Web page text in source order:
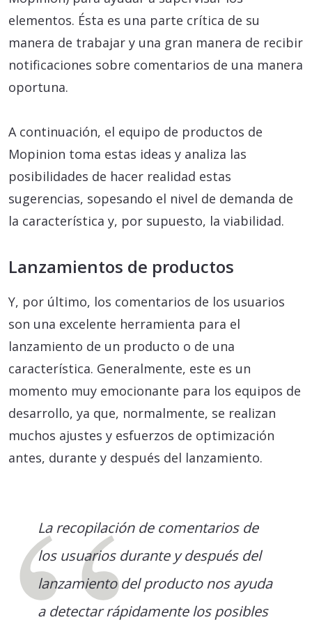
elementos. Ésta es una parte crítica de su
manera de trabajar y una gran manera de recibir
notificaciones sobre comentarios de una manera
oportuna.
A continuación, el equipo de productos de
Mopinion toma estas ideas y analiza las
posibilidades de hacer realidad estas
sugerencias, sopesando el nivel de demanda de
la característica y, por supuesto, la viabilidad.
Lanzamientos de productos
Y, por último, los comentarios de los usuarios
son una excelente herramienta para el
lanzamiento de un producto o de una
característica. Generalmente, este es un
momento muy emocionante para los equipos de
desarrollo, ya que, normalmente, se realizan
muchos ajustes y esfuerzos de optimización
antes, durante y después del lanzamiento.
La recopilación de comentarios de
los usuarios durante y después del
lanzamiento del producto nos ayuda
a detectar rápidamente los posibles